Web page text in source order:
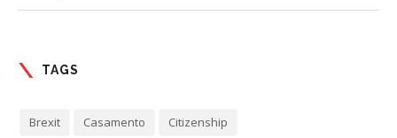
TAGS
Brexit Casamento
Citizenship